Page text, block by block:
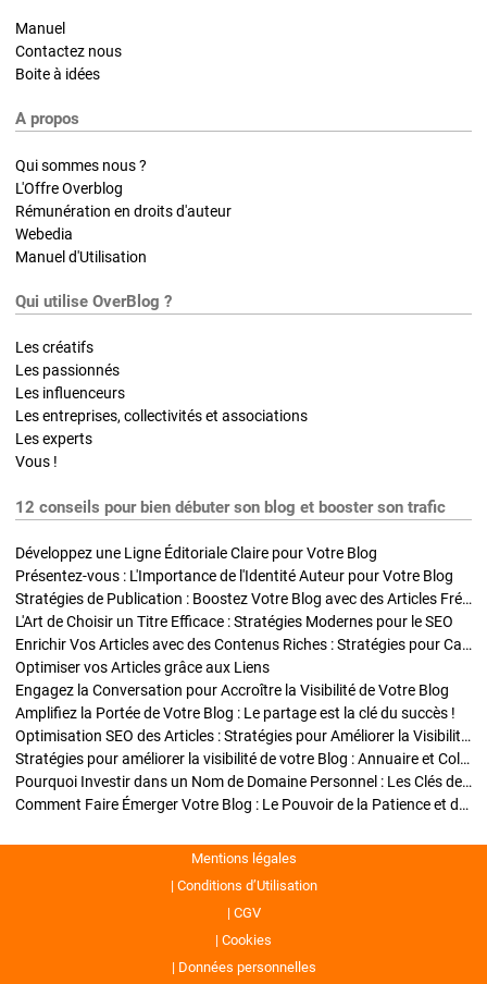
Manuel
Contactez nous
Boite à idées
A propos
Qui sommes nous ?
L'Offre Overblog
Rémunération en droits d'auteur
Webedia
Manuel d'Utilisation
Qui utilise OverBlog ?
Les créatifs
Les passionnés
Les influenceurs
Les entreprises, collectivités et associations
Les experts
Vous !
12 conseils pour bien débuter son blog et booster son trafic
Développez une Ligne Éditoriale Claire pour Votre Blog
Présentez-vous : L'Importance de l'Identité Auteur pour Votre Blog
Stratégies de Publication : Boostez Votre Blog avec des Articles Fréquents et Exclusifs
L'Art de Choisir un Titre Efficace : Stratégies Modernes pour le SEO
Enrichir Vos Articles avec des Contenus Riches : Stratégies pour Captiver et Optimiser
Optimiser vos Articles grâce aux Liens
Engagez la Conversation pour Accroître la Visibilité de Votre Blog
Amplifiez la Portée de Votre Blog : Le partage est la clé du succès !
Optimisation SEO des Articles : Stratégies pour Améliorer la Visibilité de Votre Blog
Stratégies pour améliorer la visibilité de votre Blog : Annuaire et Collaborations
Pourquoi Investir dans un Nom de Domaine Personnel : Les Clés de la Réussite de Votre Blog
Comment Faire Émerger Votre Blog : Le Pouvoir de la Patience et de la Persévérance
Mentions légales
Conditions d’Utilisation
CGV
Cookies
Données personnelles